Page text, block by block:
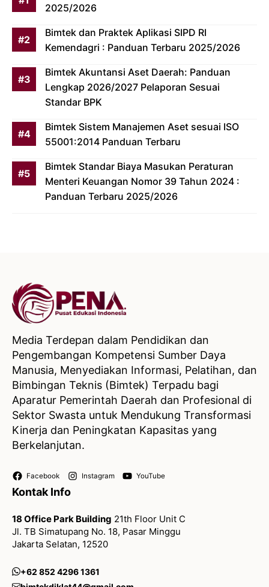
2025/2026
Bimtek dan Praktek Aplikasi SIPD RI
Kemendagri : Panduan Terbaru 2025/2026
Bimtek Akuntansi Aset Daerah: Panduan
Lengkap 2026/2027 Pelaporan Sesuai
Standar BPK
Bimtek Sistem Manajemen Aset sesuai ISO
55001:2014 Panduan Terbaru
Bimtek Standar Biaya Masukan Peraturan
Menteri Keuangan Nomor 39 Tahun 2024 :
Panduan Terbaru 2025/2026
Media Terdepan dalam Pendidikan dan
Pengembangan Kompetensi Sumber Daya
Manusia, Menyediakan Informasi, Pelatihan, dan
Bimbingan Teknis (Bimtek) Terpadu bagi
Aparatur Pemerintah Daerah dan Profesional di
Sektor Swasta untuk Mendukung Transformasi
Kinerja dan Peningkatan Kapasitas yang
Berkelanjutan.
Facebook Instagram YouTube
Kontak Info
18 Office Park Building 21th Floor Unit C
Jl. TB Simatupang No. 18, Pasar Minggu
Jakarta Selatan, 12520
+62 852 4296 1361